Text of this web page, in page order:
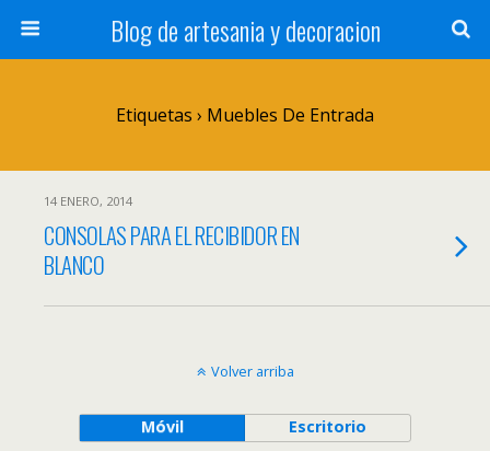
Blog de artesania y decoracion
Etiquetas › Muebles De Entrada
14 ENERO, 2014
CONSOLAS PARA EL RECIBIDOR EN
BLANCO
Volver arriba
Móvil Escritorio